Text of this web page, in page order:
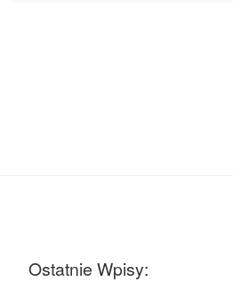
Ostatnie Wpisy: